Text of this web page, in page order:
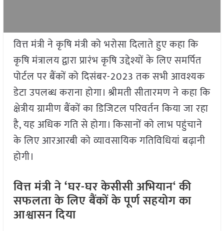
वित्त मंत्री ने कृषि मंत्री को भरोसा दिलाते हुए कहा कि
कृषि मंत्रालय द्वारा प्रारंभ कृषि उद्देश्यों के लिए समर्पित
पोर्टल पर बैंकों को दिसंबर-2023 तक सभी आवश्यक
डेटा उपलब्ध कराना होगा। श्रीमती सीतारमण ने कहा कि
क्षेत्रीय ग्रामीण बैंकों का डिजिटल परिवर्तन किया जा रहा
है, यह अधिक गति से होगा। किसानों को लाभ पहुंचाने
के लिए आरआरबी को व्यावसायिक गतिविधियां बढ़ानी
होगी।
वित्त मंत्री ने‘घर-घर केसीसी अभियान‘की
सफलता के लिए बैंकों के पूर्ण सहयोग का
आश्वासन दिया